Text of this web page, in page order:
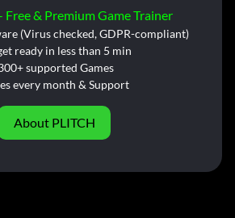
Free & Premium Game Trainer
(Virus checked, GDPR-compliant)
ready in less than 5 min
supported Games
every month & Support
About PLITCH